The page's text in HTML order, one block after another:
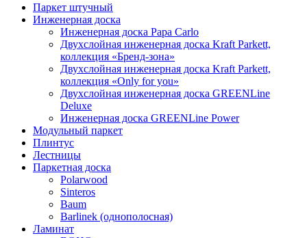
Паркет штучный
Инженерная доска
Инженерная доска Papa Carlo
Двухслойная инженерная доска Kraft Parkett,
коллекция «Бренд-зона»
Двухслойная инженерная доска Kraft Parkett,
коллекция «Only for you»
Двухслойная инженерная доска GREENLine
Deluxe
Инженерная доска GREENLine Power
Модульный паркет
Плинтус
Лестницы
Паркетная доска
Polarwood
Sinteros
Baum
Barlinek (однополосная)
Ламинат